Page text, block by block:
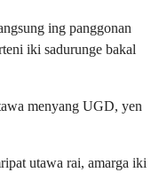
ing panggonan
iki sadurunge bakal
menyang UGD, yen
utawa rai, amarga iki